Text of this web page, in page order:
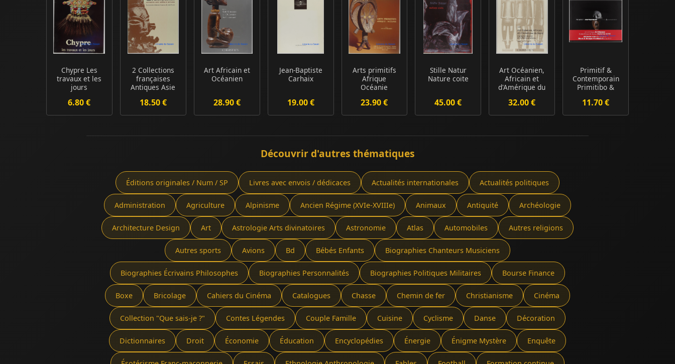
Chypre Les
travaux et les
jours
6.80 €
2 Collections
françaises
Antiques Asie
Océanie ...
18.50 €
Art Africain et
Océanien
28.90 €
Jean-Baptiste
Carhaix
19.00 €
Arts primitifs
Afrique
Océanie
23.90 €
Stille Natur
Nature coite
45.00 €
Art Océanien,
Africain et
d'Amérique du
Collection...
32.00 €
Primitif &
Contemporain
Primitibo &
d'Af...
11.70 €
Découvrir d'autres thématiques
Éditions originales / Num / SP Livres avec envois / dédicaces Actualités internationales Actualités politiques
Administration Agriculture Alpinisme Ancien Régime (XVIe-XVIIIe) Animaux Antiquité Archéologie
Architecture Design Art Astrologie Arts divinatoires Astronomie Atlas Automobiles Autres religions
Autres sports Avions Bd Bébés Enfants Biographies Chanteurs Musiciens
Biographies Écrivains Philosophes Biographies Personnalités Biographies Politiques Militaires Bourse Finance
Boxe Bricolage Cahiers du Cinéma Catalogues Chasse Chemin de fer Christianisme Cinéma
Collection "Que sais-je ?" Contes Légendes Couple Famille Cuisine Cyclisme Danse Décoration
Dictionnaires Droit Économie Éducation Encyclopédies Énergie Énigme Mystère Enquête